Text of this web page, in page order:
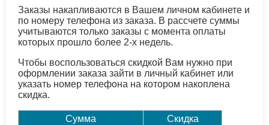
Заказы накапливаются в Вашем личном кабинете и
по номеру телефона из заказа. В рассчете суммы
учитываются только заказы с момента оплаты
которых прошло более 2-х недель.
Чтобы воспользоваться скидкой Вам нужно при
оформлении заказа зайти в личный кабинет или
указать номер телефона на котором накоплена
скидка.
Сумма
Скидка